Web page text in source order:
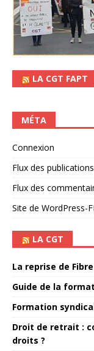
LA CGT FAPT
MÉTA
Connexion
Flux des publications
Flux des
Site de WordPress-
LA CGT
La reprise de
Guide de la
Formation
Droit de retrait :
droits ?